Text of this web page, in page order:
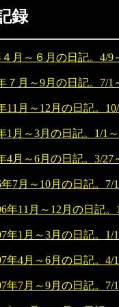
録
月～６月の日記。4/9
月～9月の日記。7/1
月～12月の日記。10/
月～3月の日記。1/1～
月～6月の日記。3/27
7月～10月の日記。7/1
11月～12月の日記。
1月～3月の日記。1/1
4月～6月の日記。4/1
7月～9月の日記。7/1